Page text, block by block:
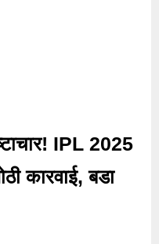
IPL 2025
कारवाई, बडा